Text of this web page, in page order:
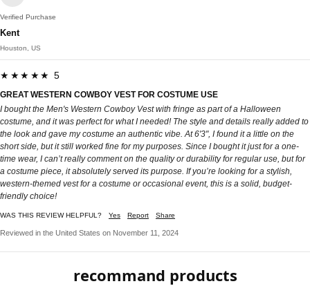
Verified Purchase
Kent
Houston, US
★★★★★ 5
GREAT WESTERN COWBOY VEST FOR COSTUME USE
I bought the Men's Western Cowboy Vest with fringe as part of a Halloween
costume, and it was perfect for what I needed! The style and details really added to
the look and gave my costume an authentic vibe. At 6'3", I found it a little on the
short side, but it still worked fine for my purposes. Since I bought it just for a one-
time wear, I can’t really comment on the quality or durability for regular use, but for
a costume piece, it absolutely served its purpose. If you’re looking for a stylish,
western-themed vest for a costume or occasional event, this is a solid, budget-
friendly choice!
WAS THIS REVIEW HELPFUL? Yes Report Share
Reviewed in the United States on November 11, 2024
recommand products